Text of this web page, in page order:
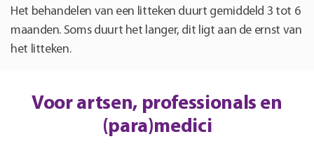
Het behandelen van een litteken duurt gemiddeld 3 tot 6
maanden. Soms duurt het langer, dit ligt aan de ernst van
het litteken.
Voor artsen, professionals en
(para)medici